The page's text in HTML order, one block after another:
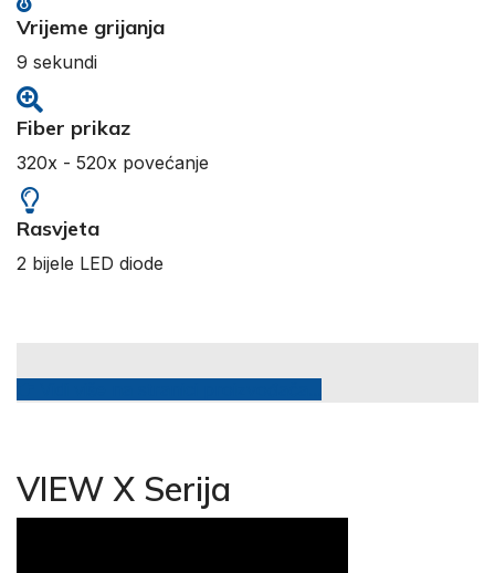
Vrijeme grijanja
9 sekundi
Fiber prikaz
320x - 520x povećanje
Rasvjeta
2 bijele LED diode
VIEW X Serija